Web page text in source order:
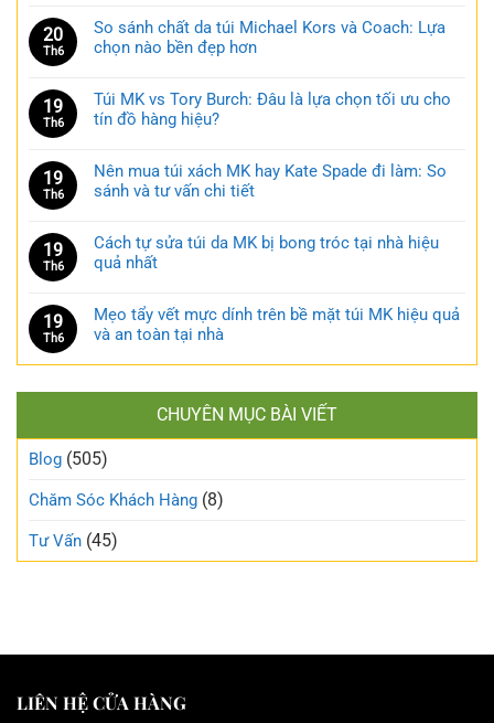
20
Th6
So sánh chất da túi Michael Kors và Coach: Lựa
chọn nào bền đẹp hơn
19
Th6
Túi MK vs Tory Burch: Đâu là lựa chọn tối ưu cho
tín đồ hàng hiệu?
19
Th6
Nên mua túi xách MK hay Kate Spade đi làm: So
sánh và tư vấn chi tiết
19
Th6
Cách tự sửa túi da MK bị bong tróc tại nhà hiệu
quả nhất
19
Th6
Mẹo tẩy vết mực dính trên bề mặt túi MK hiệu quả
và an toàn tại nhà
CHUYÊN MỤC BÀI VIẾT
Blog (505)
Chăm Sóc Khách Hàng (8)
Tư Vấn (45)
LIÊN HỆ CỬA HÀNG